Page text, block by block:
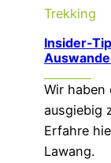
Trekking
Insider-
Wir haben
ausgiebig
Erfahre
Lawang.